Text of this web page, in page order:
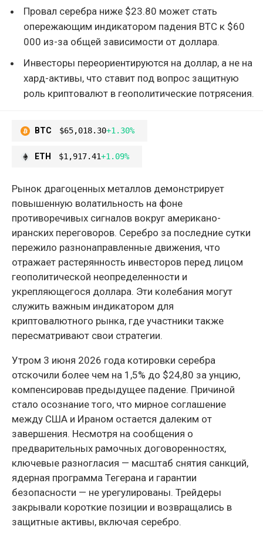
Провал серебра ниже $23.80 может стать
опережающим индикатором падения BTC к $60
000 из-за общей зависимости от доллара.
Инвесторы переориентируются на доллар, а не на
хард-активы, что ставит под вопрос защитную
роль криптовалют в геополитические потрясения.
BTC $65,018.30+1.30%
ETH $1,917.41+1.09%
Рынок драгоценных металлов демонстрирует
повышенную волатильность на фоне
противоречивых сигналов вокруг американо-
иранских переговоров. Серебро за последние сутки
пережило разнонаправленные движения, что
отражает растерянность инвесторов перед лицом
геополитической неопределенности и
укрепляющегося доллара. Эти колебания могут
служить важным индикатором для
криптовалютного рынка, где участники также
пересматривают свои стратегии.
Утром 3 июня 2026 года котировки серебра
отскочили более чем на 1,5% до $24,80 за унцию,
компенсировав предыдущее падение. Причиной
стало осознание того, что мирное соглашение
между США и Ираном остается далеким от
завершения. Несмотря на сообщения о
предварительных рамочных договоренностях,
ключевые разногласия — масштаб снятия санкций,
ядерная программа Тегерана и гарантии
безопасности — не урегулированы. Трейдеры
закрывали короткие позиции и возвращались в
защитные активы, включая серебро.